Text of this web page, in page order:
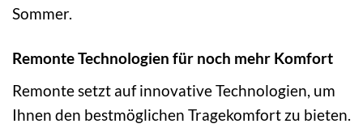
Sommer.
Remonte Technologien für noch mehr Komfort
Remonte setzt auf innovative Technologien, um
Ihnen den bestmöglichen Tragekomfort zu bieten.